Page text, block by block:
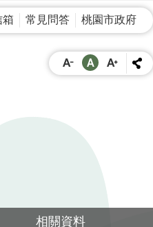
箱 常見問答 桃園市政府
相關資料